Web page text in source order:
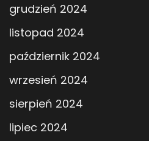
grudzień 2024
listopad 2024
październik 2024
wrzesień 2024
sierpień 2024
lipiec 2024